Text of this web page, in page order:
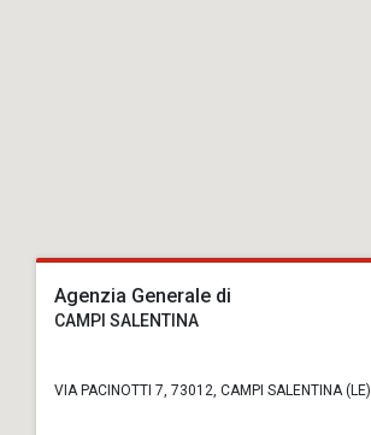
Agenzia Generale di
CAMPI SALENTINA
VIA PACINOTTI 7, 73012, CAMPI SALENTINA (LE)